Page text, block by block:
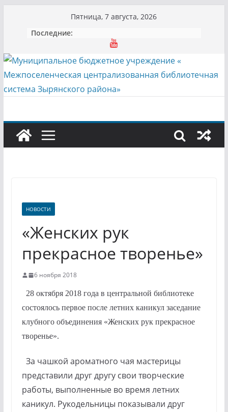
содержимому
Пятница, 7 августа, 2026
Последние:
НОВОСТИ
«Женских рук
прекрасное творенье»
6 ноября 2018
28 октября 2018 года в центральной библиотеке
состоялось первое после летних каникул заседание
клубного объединения «Женских рук прекрасное
творенье».
За чашкой ароматного чая мастерицы
представили друг другу свои творческие
работы, выполненные во время летних
каникул. Рукодельницы показывали друг